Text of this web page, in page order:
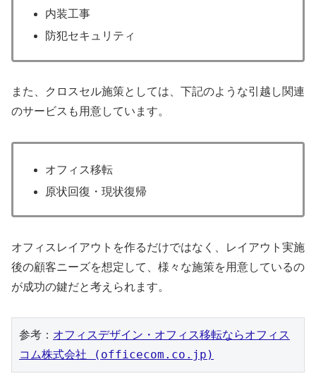
内装工事
防犯セキュリティ
また、クロスセル施策としては、下記のような引越し関連
のサービスも用意しています。
オフィス移転
原状回復・現状復帰
オフィスレイアウトを作るだけではなく、レイアウト実施
後の顧客ニーズを想定して、様々な施策を用意しているの
が成功の鍵だと考えられます。
参考： オフィスデザイン・オフィス移転ならオフィス
コム株式会社 (officecom.co.jp)